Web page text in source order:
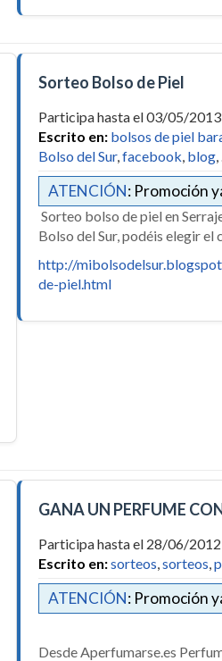
Sorteo Bolso de Piel
Participa hasta el 03/05/2013
Escrito en: bolsos de piel
Bolso del Sur,facebook, blog
ATENCIÓN: Promoción
Sorteo bolso de piel en
Bolso del Sur, podéis elegir el
http://
de-piel.html
GANA UN PERFUME
Participa hasta el 28/06/2012
Escrito en:sorteos,sorteos,
ATENCIÓN: Promoción
Desde Aperfumarse.es